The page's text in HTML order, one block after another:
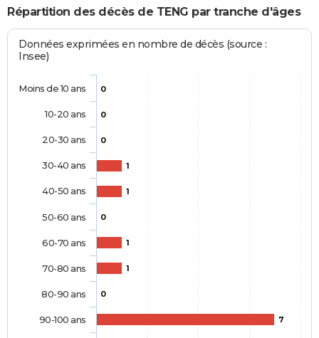
Répartition des décès de TENG par tranche d'âges
Données exprimées en nombre de décès (source :
Insee)
0
0
0
1
1
0
1
1
0
7
Moins de 10 ans
10-20 ans
20-30 ans
30-40 ans
40-50 ans
50-60 ans
60-70 ans
70-80 ans
80-90 ans
90-100 ans